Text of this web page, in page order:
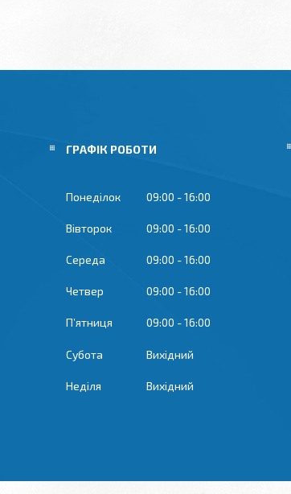
ГРАФІК РОБОТИ
Понеділок 09:00 16:00
Вівторок 09:00 16:00
Середа 09:00 16:00
Четвер 09:00 16:00
Пʼятниця 09:00 16:00
Субота Вихідний
Неділя Вихідний